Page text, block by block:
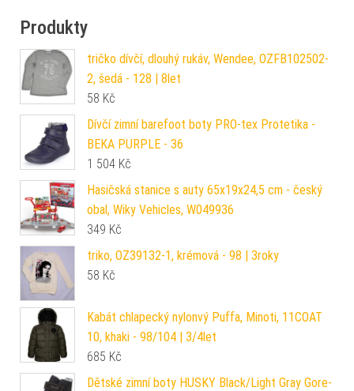
Produkty
tričko dívčí, dlouhý rukáv, Wendee, OZFB102502-
2, šedá - 128 | 8let
58 Kč
Dívčí zimní barefoot boty PRO-tex Protetika -
BEKA PURPLE - 36
1 504 Kč
Hasičská stanice s auty 65x19x24,5 cm - český
obal, Wiky Vehicles, W049936
349 Kč
triko, OZ39132-1, krémová - 98 | 3roky
58 Kč
Kabát chlapecký nylonvý Puffa, Minoti, 11COAT
10, khaki - 98/104 | 3/4let
685 Kč
Dětské zimní boty HUSKY Black/Light Gray Gore-